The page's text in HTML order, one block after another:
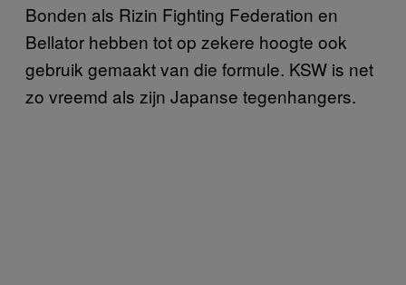
Bonden als Rizin Fighting Federation en
Bellator hebben tot op zekere hoogte ook
gebruik gemaakt van die formule. KSW is net
zo vreemd als zijn Japanse tegenhangers.